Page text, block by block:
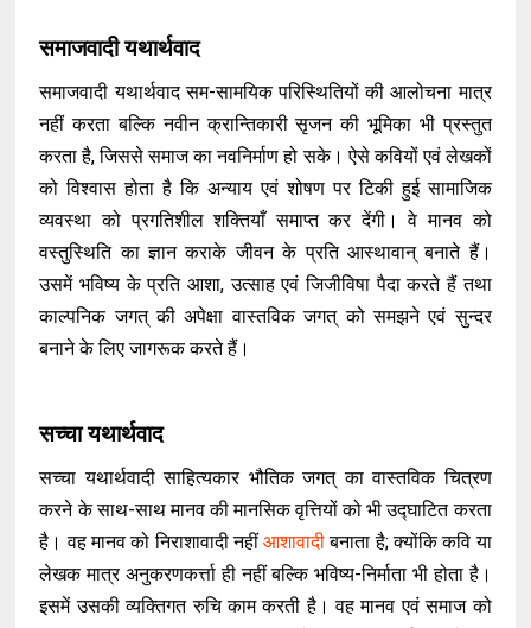
समाजवादी यथार्थवाद
समाजवादी यथार्थवाद सम-सामयिक परिस्थितियों की आलोचना मात्र
नहीं करता बल्कि नवीन क्रान्तिकारी सृजन की भूमिका भी प्रस्तुत
करता है, जिससे समाज का नवनिर्माण हो सके। ऐसे कवियों एवं लेखकों
को विश्वास होता है कि अन्याय एवं शोषण पर टिकी हुई सामाजिक
व्यवस्था को प्रगतिशील शक्तियाँ समाप्त कर देंगी। वे मानव को
वस्तुस्थिति का ज्ञान कराके जीवन के प्रति आस्थावान् बनाते हैं।
उसमें भविष्य के प्रति आशा, उत्साह एवं जिजीविषा पैदा करते हैं तथा
काल्पनिक जगत् की अपेक्षा वास्तविक जगत् को समझने एवं सुन्दर
बनाने के लिए जागरूक करते हैं।
सच्चा यथार्थवाद
सच्चा यथार्थवादी साहित्यकार भौतिक जगत् का वास्तविक चित्रण
करने के साथ-साथ मानव की मानसिक वृत्तियों को भी उद्घाटित करता
है। वह मानव को निराशावादी नहींआशावादीबनाता है; क्योंकि कवि या
लेखक मात्र अनुकरणकर्त्ता ही नहीं बल्कि भविष्य-निर्माता भी होता है।
इसमें उसकी व्यक्तिगत रुचि काम करती है। वह मानव एवं समाज को